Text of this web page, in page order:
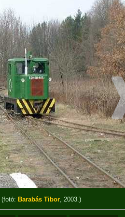
(fotó: Barabás Tibor, 2003.)